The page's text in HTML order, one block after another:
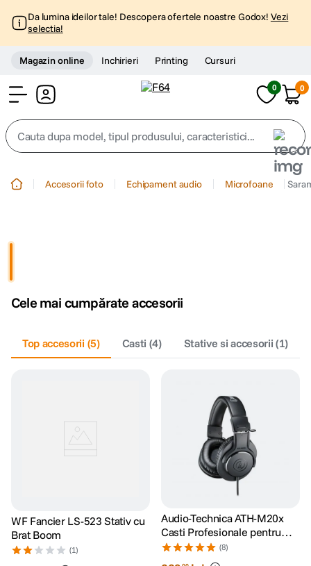
Da lumina ideilor tale! Descopera ofertele noastre Godox! Vezi
selectia!
Magazin online Inchirieri Printing Cursuri
0 0
Cauta dupa model, tipul produsului, caracteristici...
4 peak design
5. canon sx740 hs
ulanzi
Accesorii foto Echipament audio Microfoane
Cele mai cumpărate accesorii
Top accesorii (5) Casti (4) Stative si accesorii (1)
WF Fancier LS-523 Stativ cu
Brat Boom
(1)
Audio-Technica ATH-M20x
Casti Profesionale pentru
Studio
(8)